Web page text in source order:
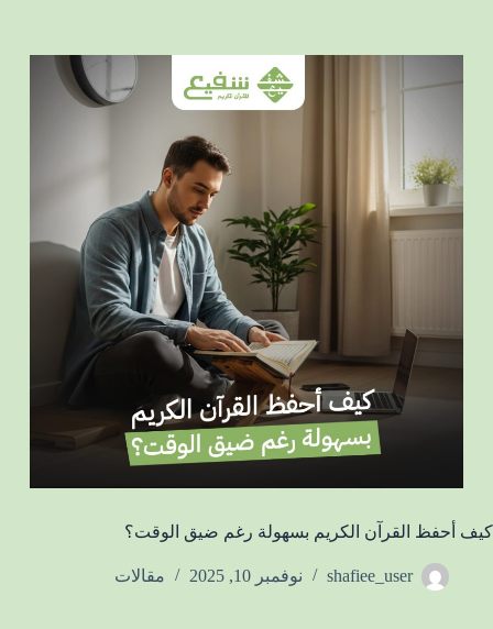
كيف أحفظ القرآن الكريم بسهولة رغم ضيق الوقت؟
shafiee_user نوفمبر 10, 2025 مقالات